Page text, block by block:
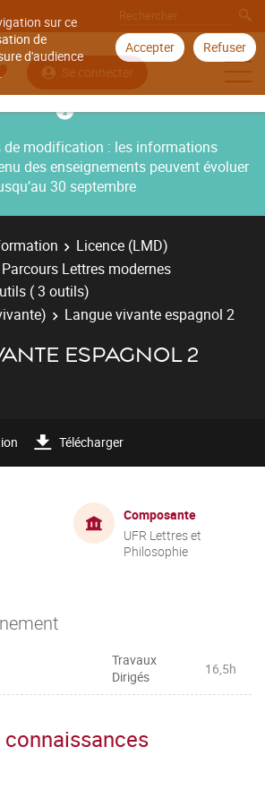
sur ce
de
d'audience
Accepter Refuser
Se connecter
de modification : les informations
des enseignements peuvent évoluer
30 septembre
Licence (LMD)
Parcours Lettres modernes
( 3 outils)
Langue vivante espagnol 2
ESPAGNOL 2
Télécharger
Composante
UFR Lettres et
Philosophie
Travaux
Dirigés
16,5h